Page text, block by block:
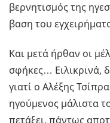
βερ­νη­τι­σμός της
βα­ση του
Και μετά ήρθαν οι
σφή­κες… Ει­λι­κρι­νά,
γιατί ο Αλέ­ξης
ηγού­με­νος μά­λι­στα
πε­τά­ξει, πά­ντως